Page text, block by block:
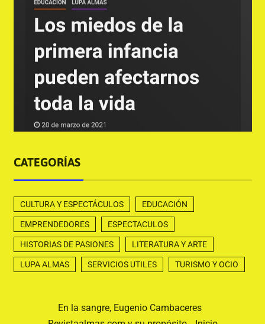
CATEGORÍAS
CULTURA Y ESPECTÁCULOS EDUCACIÓN
EMPRENDEDORES ESPECTACULOS
HISTORIAS DE PASIONES LITERATURA Y ARTE
LUPA ALMAS SERVICIOS UTILES TURISMO Y OCIO
En la sangre, Eugenio Cambaceres